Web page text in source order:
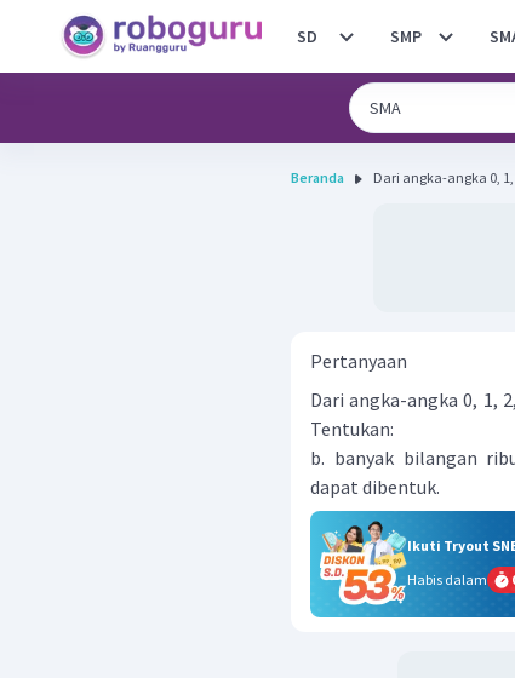
SD SMP
Beranda Dari angka-angka 0,
Pertanyaan
Dari angka-angka 0, 1,
Tentukan:
b. banyak bilangan
dapat dibentuk.
Ikuti Tryout
Habis dalam